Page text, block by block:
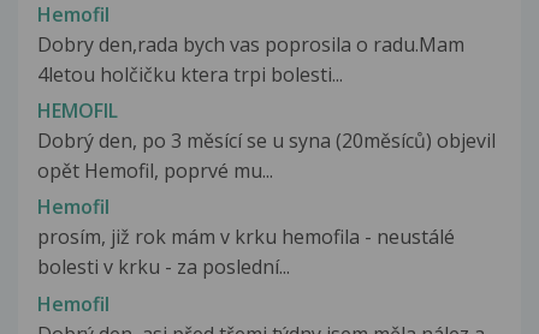
Hemofil
Dobry den,rada bych vas poprosila o radu.Mam
4letou holčičku ktera trpi bolesti...
HEMOFIL
Dobrý den, po 3 měsící se u syna (20měsíců) objevil
opět Hemofil, poprvé mu...
Hemofil
prosím, již rok mám v krku hemofila - neustálé
bolesti v krku - za poslední...
Hemofil